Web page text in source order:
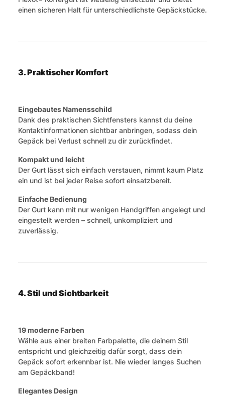
einen sicheren Halt für unterschiedlichste Gepäckstücke.
3. Praktischer Komfort
Eingebautes Namensschild
Dank des praktischen Sichtfensters kannst du deine
Kontaktinformationen sichtbar anbringen, sodass dein
Gepäck bei Verlust schnell zu dir zurückfindet.
Kompakt und leicht
Der Gurt lässt sich einfach verstauen, nimmt kaum Platz
ein und ist bei jeder Reise sofort einsatzbereit.
Einfache Bedienung
Der Gurt kann mit nur wenigen Handgriffen angelegt und
eingestellt werden – schnell, unkompliziert und
zuverlässig.
4. Stil und Sichtbarkeit
19 moderne Farben
Wähle aus einer breiten Farbpalette, die deinem Stil
entspricht und gleichzeitig dafür sorgt, dass dein
Gepäck sofort erkennbar ist. Nie wieder langes Suchen
am Gepäckband!
Elegantes Design